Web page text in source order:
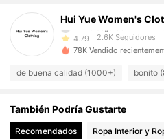
Hui Yue Women's
4,79 2.6K Seguidores
4,79
4,79 2.6K Seguidores
78K Vendido
de buena calidad (1000+) bonito
También Podría Gustarte
Recomendados Ropa Interior y